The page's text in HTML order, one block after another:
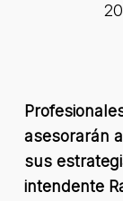
asesorarán
sus
intendente